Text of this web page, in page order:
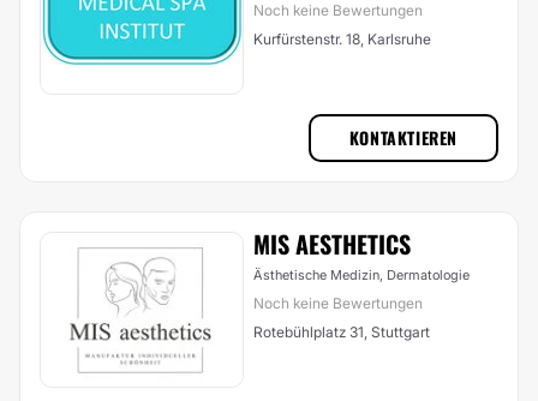
Noch keine Bewertungen
Kurfürstenstr. 18, Karlsruhe
KONTAKTIEREN
MIS AESTHETICS
Ästhetische Medizin, Dermatologie
Noch keine Bewertungen
Rotebühlplatz 31, Stuttgart